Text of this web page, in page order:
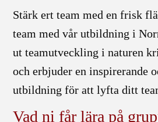
Stärk ert team med en frisk
team med vår utbildning i
ut teamutveckling i naturen
och erbjuder en inspirerande
utbildning för att lyfta ditt
Vad ni får lära på